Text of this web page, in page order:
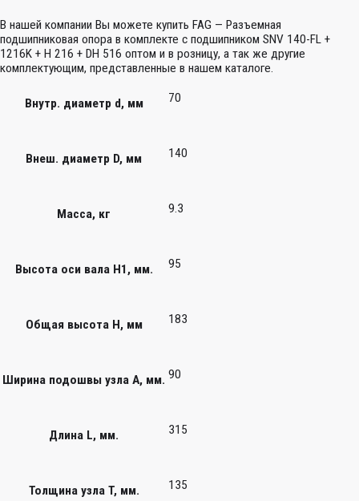
В нашей компании Вы можете купить FAG — Разъемная
подшипниковая опора в комплекте с подшипником SNV 140-FL +
1216K + H 216 + DH 516 оптом и в розницу, а так же другие
комплектующим, представленные в нашем каталоге.
Внутр. диаметр d, мм 70
Внеш. диаметр D, мм 140
Масса, кг 9.3
Высота оси вала H1, мм. 95
Общая высота H, мм 183
Ширина подошвы узла А, мм. 90
Длина L, мм. 315
Толщина узла T, мм. 135